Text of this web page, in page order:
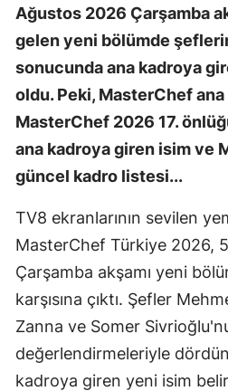
Ağustos 2026 Çarşamba
gelen yeni bölümde
sonucunda ana kadroya
oldu. Peki, MasterChef
MasterChef 2026 17.
ana kadroya giren isim ve
güncel kadro listesi...
TV8 ekranlarının sevilen
MasterChef Türkiye 2026,
Çarşamba akşamı yeni
karşısına çıktı. Şefler
Zanna ve Somer
değerlendirmeleriyle
kadroya giren yeni isim